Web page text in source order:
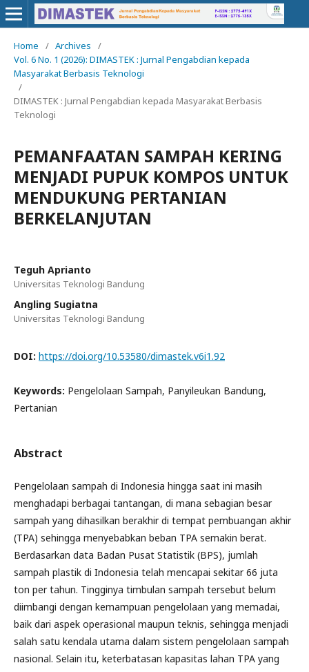
Home / Archives
/
Vol. 6 No. 1 (2026): DIMASTEK : Jurnal Pengabdian kepada
Masyarakat Berbasis Teknologi
/
DIMASTEK : Jurnal Pengabdian kepada Masyarakat Berbasis
Teknologi
PEMANFAATAN SAMPAH KERING
MENJADI PUPUK KOMPOS UNTUK
MENDUKUNG PERTANIAN
BERKELANJUTAN
Teguh Aprianto
Universitas Teknologi Bandung
Angling Sugiatna
Universitas Teknologi Bandung
DOI: https://doi.org/10.53580/dimastek.v6i1.92
Keywords: Pengelolaan Sampah, Panyileukan Bandung,
Pertanian
Abstract
Pengelolaan sampah di Indonesia hingga saat ini masih
menghadapi berbagai tantangan, di mana sebagian besar
sampah yang dihasilkan berakhir di tempat pembuangan akhir
(TPA) sehingga menyebabkan beban TPA semakin berat.
Berdasarkan data Badan Pusat Statistik (BPS), jumlah
sampah plastik di Indonesia telah mencapai sekitar 66 juta
ton per tahun. Tingginya timbulan sampah tersebut belum
diimbangi dengan kemampuan pengelolaan yang memadai,
baik dari aspek operasional maupun teknis, sehingga menjadi
salah satu kendala utama dalam sistem pengelolaan sampah
nasional. Selain itu, keterbatasan kapasitas lahan TPA yang